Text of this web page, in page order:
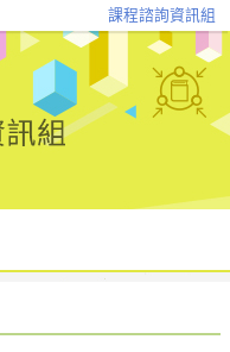
課程諮詢資訊組